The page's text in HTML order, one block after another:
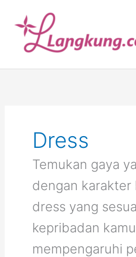
content
Dress
Temukan gaya
dengan karakter
dress yang
kepribadan
mempengaruhi